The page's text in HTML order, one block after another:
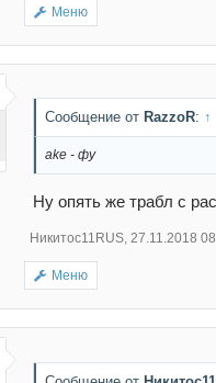
Меню
Сообщение от RazzoR: ↑
ake - фу
Ну опять же трабл с
Никитос11RUS, 27.11.2018
Меню